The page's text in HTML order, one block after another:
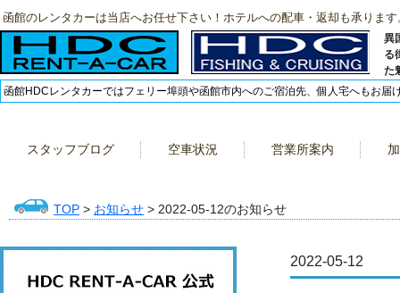
函館のレンタカーは当店へお任せ下さい！ホテルへの配車・返却も承ります
異
る
た
函館HDCレンタカーではフェリー埠頭や函館市内へのご宿泊先、個人宅へもお届
スタッフブログ 空車状況 営業所案内
TOP > お知らせ > 2022-05-12のお知らせ
2022-05-12